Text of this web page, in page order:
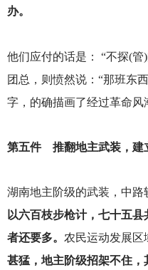
办。
他们应付的话是： “不探(
团总，则愤然说：“那班东
字，的确描画了经过革命风
第五件 推翻地主武装，建
湖南地主阶级的武装，中路
以六百枝步枪计，七十五
者还要多。 农民运动发展区
甚猛，地主阶级招架不住